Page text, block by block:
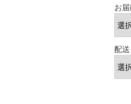
お
配